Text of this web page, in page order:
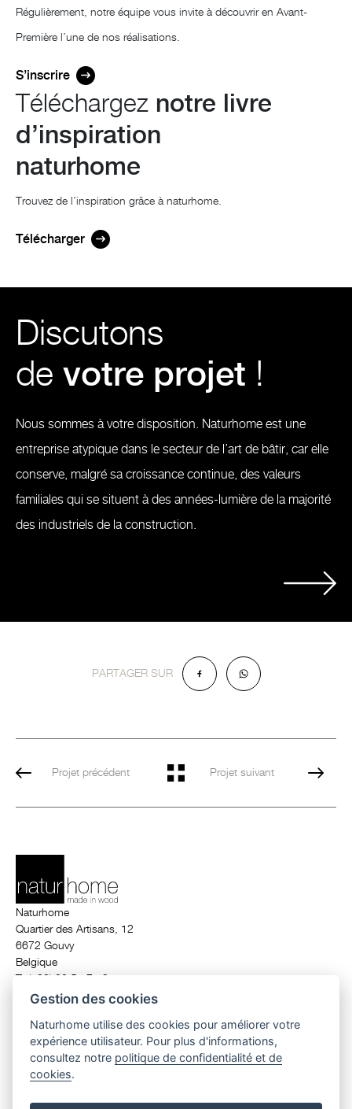
Régulièrement, notre équipe vous invite à découvrir en Avant-
Première l’une de nos réalisations.
S’inscrire
Téléchargez notre livre
d’inspiration
naturhome
Trouvez de l’inspiration grâce à naturhome.
Télécharger
Discutons
de votre projet !
Nous sommes à votre disposition. Naturhome est une
entreprise atypique dans le secteur de l’art de bâtir, car elle
conserve, malgré sa croissance continue, des valeurs
familiales qui se situent à des années-lumière de la majorité
des industriels de la construction.
PARTAGER SUR
Projet précédent Projet suivant
Naturhome
Quartier des Artisans, 12
6672 Gouvy
Belgique
info@naturhome.be
© 2026 Naturhome.All rights reserved.
maison écologique en bois|ossature bois|construction maison en bois
belgique|maison de luxe belgique
Gestion des cookies
Naturhome utilise des cookies pour améliorer votre
expérience utilisateur. Pour plus d'informations,
consultez notre politique de confidentialité et de
cookies.